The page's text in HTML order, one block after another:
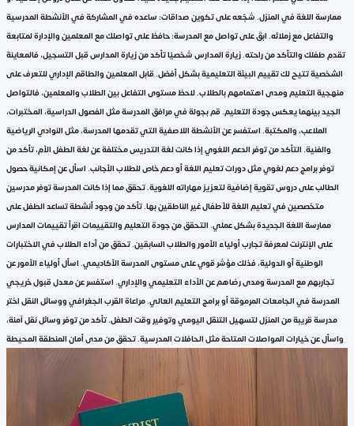
ممارسة اللغة في المنزل. شجّعه على تكوين صداقات: ساعده في المشاركة في الأنشطة المدرسية
والتفاعل مع زملائه. ابقَ على تواصل مع المدرسة: حافظ على تواصلك مع المعلمين والإدارة لمتابعة
تقدم طفلك والتأكد من راحته. زيارة المدارس شخصيًا تأكد من زيارة المدارس قبل التسجيل، فالمعاينة
الشخصية تتيح لك تقييم البيئة التعليمية بشكل أفضل. قابل المعلمين والطاقم الإداري للتعرف على
منهجية التعليم ومدى اهتمامهم بالطلاب. لاحظ مستوى التفاعل بين الطلاب والمعلمين، فالتواصل
الجيد بينهما يعكس جودة التعليم. قم بجولة في مرافق المدرسة مثل الفصول الدراسية، المختبرات،
الملاعب، والمكتبة. استفسر عن الأنشطة اللاصفية التي تقدمها المدرسة، مثل النوادي الرياضية
والفنية. التأكد من توفر الدعم اللغوي إذا كانت لغة التدريس مختلفة عن لغة الطفل الأم، تأكد من
توفر برامج دعم لغوي مثل دورات تعليم اللغة أو دعم خاص للطلاب الأجانب. اسأل عن إمكانية حصول
الطالب على دروس تقوية إضافية لتعزيز مهاراته اللغوية. تحقق مما إذا كانت المدرسة توفر مدرسين
متخصصين في تعليم اللغة للأطفال غير الناطقين بها. تأكد من وجود أنشطة تساعد الطفل على
ممارسة اللغة الجديدة بشكل عملي. التحقق من جودة التعليم والتقييمات اقرأ تقييمات المدارس
على الإنترنت لمعرفة تجارب أولياء الأمور والطلاب السابقين. تحقق من أداء الطلاب في الاختبارات
الوطنية أو الدولية، فذلك مؤشر قوي على مستوى المدرسة الأكاديمي. اسأل أولياء الأمور عن
تجاربهم مع المدرسة ومدى رضاهم عن الأداء التعليمي والإداري. استفسر عن معدل قبول خريجي
المدرسة في الجامعات المرموقة أو برامج التعليم العالي. مراعاة القرب الجغرافي ووسائل النقل اختر
مدرسة قريبة من المنزل لتسهيل التنقل اليومي وتوفير وقت الطفل. تأكد من توفر وسائل نقل آمنة،
واسأل عن خيارات المواصلات المتاحة مثل الحافلات المدرسية. تحقق من مدى أمان المنطقة المحيطة